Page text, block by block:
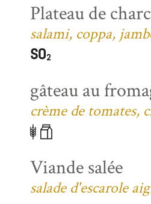
Plateau de
salami, coppa,
gâteau au
crème de tomates,
Viande salée
salade d'escarole